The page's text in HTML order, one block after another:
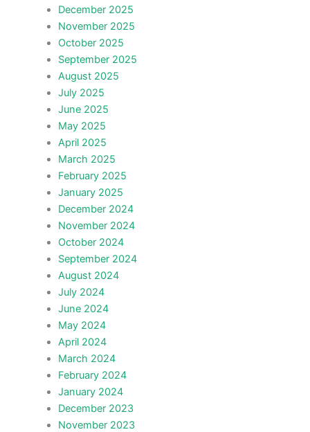
December 2025
November 2025
October 2025
September 2025
August 2025
July 2025
June 2025
May 2025
April 2025
March 2025
February 2025
January 2025
December 2024
November 2024
October 2024
September 2024
August 2024
July 2024
June 2024
May 2024
April 2024
March 2024
February 2024
January 2024
December 2023
November 2023